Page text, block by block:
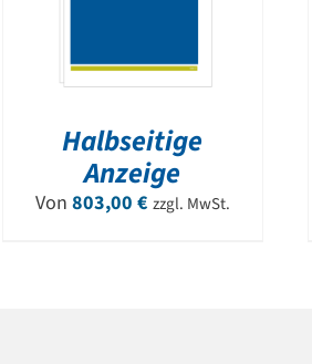
Halbseitige
Anzeige
Von 803,00 € zzgl. MwSt.